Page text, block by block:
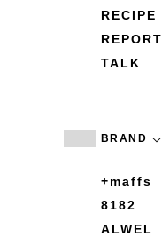
RECIPE
REPORT
TALK
BRAND
+maffs
8182
ALWEL